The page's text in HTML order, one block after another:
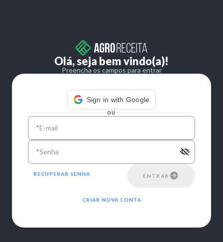
Olá, seja bem vindo(a)!
Preencha os campos para entrar
Sign in with Google
OU
*E-mail
*Senha
RECUPERAR SENHA ENTRAR
CRIAR NOVA CONTA